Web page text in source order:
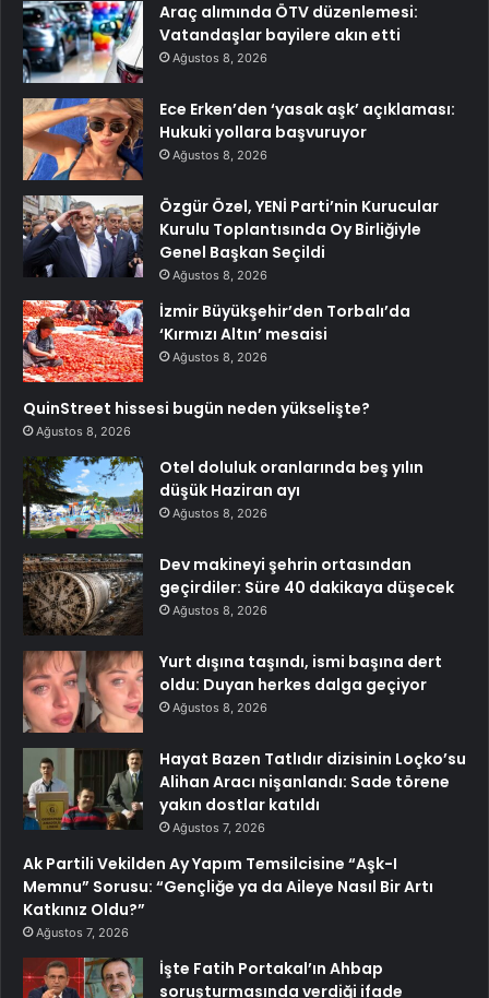
Araç alımında ÖTV düzenlemesi:
Vatandaşlar bayilere akın etti
Ağustos 8, 2026
Ece Erken’den ‘yasak aşk’ açıklaması:
Hukuki yollara başvuruyor
Ağustos 8, 2026
Özgür Özel, YENİ Parti’nin Kurucular
Kurulu Toplantısında Oy Birliğiyle
Genel Başkan Seçildi
Ağustos 8, 2026
İzmir Büyükşehir’den Torbalı’da
‘Kırmızı Altın’ mesaisi
Ağustos 8, 2026
QuinStreet hissesi bugün neden yükselişte?
Ağustos 8, 2026
Otel doluluk oranlarında beş yılın
düşük Haziran ayı
Ağustos 8, 2026
Dev makineyi şehrin ortasından
geçirdiler: Süre 40 dakikaya düşecek
Ağustos 8, 2026
Yurt dışına taşındı, ismi başına dert
oldu: Duyan herkes dalga geçiyor
Ağustos 8, 2026
Hayat Bazen Tatlıdır dizisinin Loçko’su
Alihan Aracı nişanlandı: Sade törene
yakın dostlar katıldı
Ağustos 7, 2026
Ak Partili Vekilden Ay Yapım Temsilcisine “Aşk-I
Memnu” Sorusu: “Gençliğe ya da Aileye Nasıl Bir Artı
Katkınız Oldu?”
Ağustos 7, 2026
İşte Fatih Portakal’ın Ahbap
soruşturmasında verdiği ifade